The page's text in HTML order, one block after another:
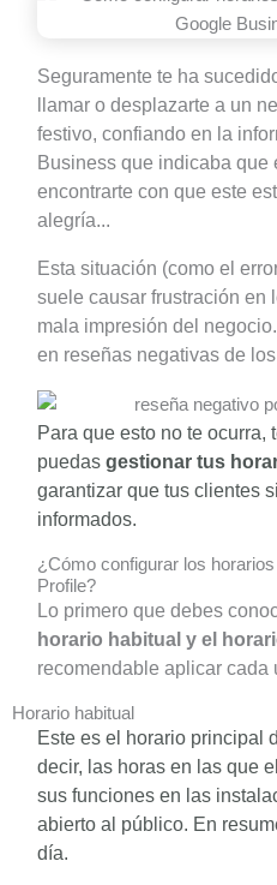
Seguramente te ha
llamar o desplazarte a un
festivo, confiando en la
Business que indicaba que
encontrarte con que este
alegría...
Esta situación (como el
suele causar frustración en
mala impresión del
en reseñas negativas de
Para que esto no te ocurra,
puedasgestionar tus
garantizar que tus clientes
informados.
¿Cómo configurar los
Profile?
Lo primero que debes
horario habitual y el
recomendable aplicar cada
Horario habitual
Este es el horario principal
decir, las horas en las que
sus funciones en las
abierto al público. En
día.